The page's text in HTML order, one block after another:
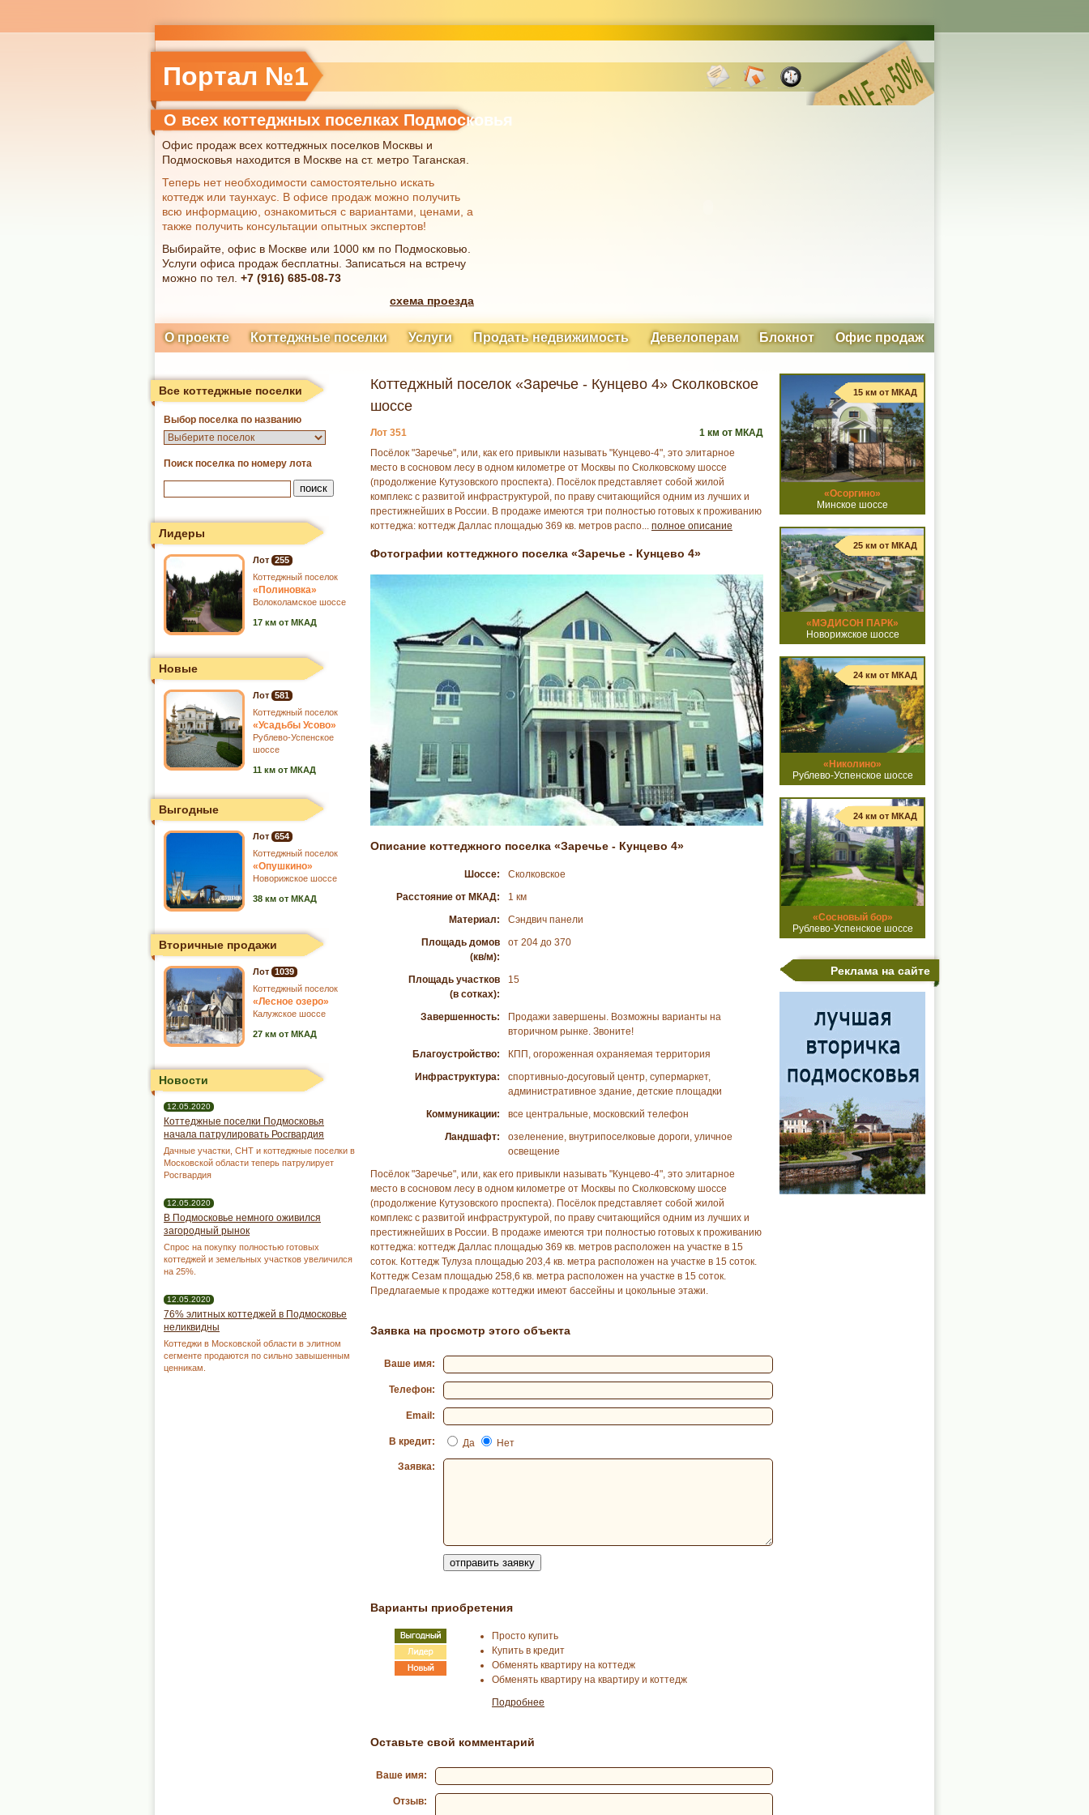
Коттеджный поселок «Заречье - Кунцево 4» Сколковское
шоссе
Лот 351
1 км от МКАД
Посёлок "Заречье", или, как его привыкли называть "Кунцево-4", это элитарное
место в сосновом лесу в одном километре от Москвы по Сколковскому шоссе
(продолжение Кутузовского проспекта). Посёлок представляет собой жилой
комплекс с развитой инфраструктурой, по праву считающийся одним из лучших и
престижнейших в России. В продажe имеются три полностью готовых к проживанию
коттеджа: коттедж Даллас площадью 369 кв. метров распо... полное описание
Фотографии коттеджного поселка «Заречье - Кунцево 4»
Описание коттеджного поселка «Заречье - Кунцево 4»
Шоссе:
Сколковское
Расстояние от МКАД:
1 км
Материал:
Сэндвич панели
Площадь домов
(кв/м):
от 204 до 370
Площадь участков
(в сотках):
15
Завершенность:
Продажи завершены. Возможны варианты на
вторичном рынке. Звоните!
Благоустройство:
КПП, огороженная охраняемая территория
Инфраструктура:
спортивныо-досуговый центр, супермаркет,
административное здание, детские площадки
Коммуникации:
все центральные, московский телефон
Ландшафт:
озеленение, внутрипоселковые дороги, уличное
освещение
Посёлок "Заречье", или, как его привыкли называть "Кунцево-4", это элитарное
место в сосновом лесу в одном километре от Москвы по Сколковскому шоссе
(продолжение Кутузовского проспекта). Посёлок представляет собой жилой
комплекс с развитой инфраструктурой, по праву считающийся одним из лучших и
престижнейших в России. В продажe имеются три полностью готовых к проживанию
коттеджа: коттедж Даллас площадью 369 кв. метров расположен на участке в 15
соток. Коттедж Тулуза площадью 203,4 кв. метра расположен на участке в 15 соток.
Коттедж Сезам площадью 258,6 кв. метра расположен на участке в 15 соток.
Предлагаемые к продаже коттеджи имеют бассейны и цокольные этажи.
Заявка на просмотр этого объекта
Ваше имя:
Телефон:
Email:
В кредит: Да Нет
Заявка:
Варианты приобретения
Просто купить
Купить в кредит
Обменять квартиру на коттедж
Обменять квартиру на квартиру и коттедж
Подробнее
Оставьте свой комментарий
Ваше имя:
Отзыв:
Все коттеджные поселки
Выбор поселка по названию
Поиск поселка по номеру лота
Лидеры
Лот 255
Коттеджный поселок
«Полиновка»
Волоколамское шоссе
17 км от МКАД
Новые
Лот 581
Коттеджный поселок
«Усадьбы Усово»
Рублево-Успенское
шоссе
11 км от МКАД
Выгодные
Лот 654
Коттеджный поселок
«Опушкино»
Новорижское шоссе
38 км от МКАД
Вторичные продажи
Лот 1039
Коттеджный поселок
«Лесное озеро»
Калужское шоссе
27 км от МКАД
Новости
12.05.2020
Коттеджные поселки Подмосковья
начала патрулировать Росгвардия
Дачные участки, СНТ и коттеджные поселки в
Московской области теперь патрулирует
Росгвардия
12.05.2020
В Подмосковье немного оживился
загородный рынок
Спрос на покупку полностью готовых
коттеджей и земельных участков увеличился
на 25%.
12.05.2020
76% элитных коттеджей в Подмосковье
неликвидны
Коттеджи в Московской области в элитном
сегменте продаются по сильно завышенным
ценникам.
«Осоргино»
Минское шоссе
15 км от МКАД
«МЭДИСОН ПАРК»
Новорижское шоссе
25 км от МКАД
«Николино»
Рублево-Успенское шоссе
24 км от МКАД
«Сосновый бор»
Рублево-Успенское шоссе
24 км от МКАД
Реклама на сайте
Портал №1
О всех коттеджных поселках Подмосковья
Офис продаж всех коттеджных поселков Москвы и
Подмосковья находится в Москве на ст. метро Таганская.
Теперь нет необходимости самостоятельно искать
коттедж или таунхаус. В офисе продаж можно получить
всю информацию, ознакомиться с вариантами, ценами, а
также получить консультации опытных экспертов!
Выбирайте, офис в Москве или 1000 км по Подмосковью.
Услуги офиса продаж бесплатны. Записаться на встречу
можно по тел. +7 (916) 685-08-73
схема проезда
О проекте Коттеджные поселки Услуги Продать недвижимость Девелоперам Блокнот Офис продаж